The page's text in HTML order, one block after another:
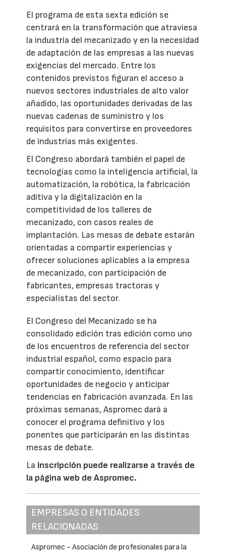
El programa de esta sexta edición se
centrará en la transformación que atraviesa
la industria del mecanizado y en la necesidad
de adaptación de las empresas a las nuevas
exigencias del mercado. Entre los
contenidos previstos figuran el acceso a
nuevos sectores industriales de alto valor
añadido, las oportunidades derivadas de las
nuevas cadenas de suministro y los
requisitos para convertirse en proveedores
de industrias más exigentes.
El Congreso abordará también el papel de
tecnologías como la inteligencia artificial, la
automatización, la robótica, la fabricación
aditiva y la digitalización en la
competitividad de los talleres de
mecanizado, con casos reales de
implantación. Las mesas de debate estarán
orientadas a compartir experiencias y
ofrecer soluciones aplicables a la empresa
de mecanizado, con participación de
fabricantes, empresas tractoras y
especialistas del sector.
El Congreso del Mecanizado se ha
consolidado edición tras edición como uno
de los encuentros de referencia del sector
industrial español, como espacio para
compartir conocimiento, identificar
oportunidades de negocio y anticipar
tendencias en fabricación avanzada. En las
próximas semanas, Aspromec dará a
conocer el programa definitivo y los
ponentes que participarán en las distintas
mesas de debate.
La inscripción puede realizarse a través de
la página web de Aspromec.
EMPRESAS O ENTIDADES
RELACIONADAS
Aspromec - Asociación de profesionales para la